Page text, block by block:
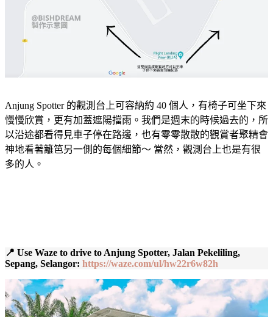
Anjung Spotter 的觀測台上可容納約 40 個人，有椅子可坐下來
慢慢欣賞，更有加蓋遮陽擋雨。我們是週末的時候過去的，所
以沿途都看得見車子停在路邊，也有零零散散的觀賞者聚精會
神地看著籬笆另一側的每個細節～ 當然，觀測台上也是有很
多的人。
📍 Use Waze to drive to Anjung Spotter, Jalan Pekeliling,
Sepang, Selangor: https://waze.com/ul/hw22r6w82h